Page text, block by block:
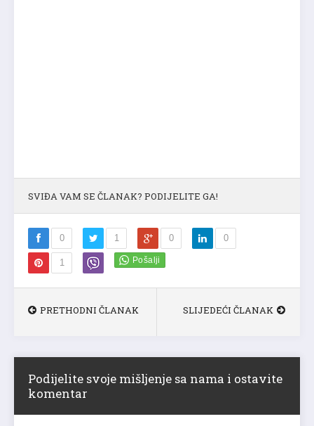
SVIĐA VAM SE ČLANAK? PODIJELITE GA!
0 1 0 0
1
PRETHODNI ČLANAK SLIJEDEĆI ČLANAK
Podijelite svoje mišljenje sa nama i ostavite
komentar